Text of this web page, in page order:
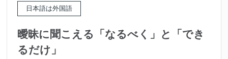
日本語は外国語
曖昧に聞こえる「なるべく」と「でき
るだけ」